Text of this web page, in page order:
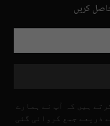
کریں
ہیں کہ آپ نے ہمارے
ذریعے جمع کروائی گئی